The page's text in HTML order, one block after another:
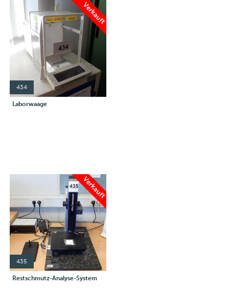
Verkauft
434
Laborwaage
Verkauft
435
Restschmutz-Analyse-System